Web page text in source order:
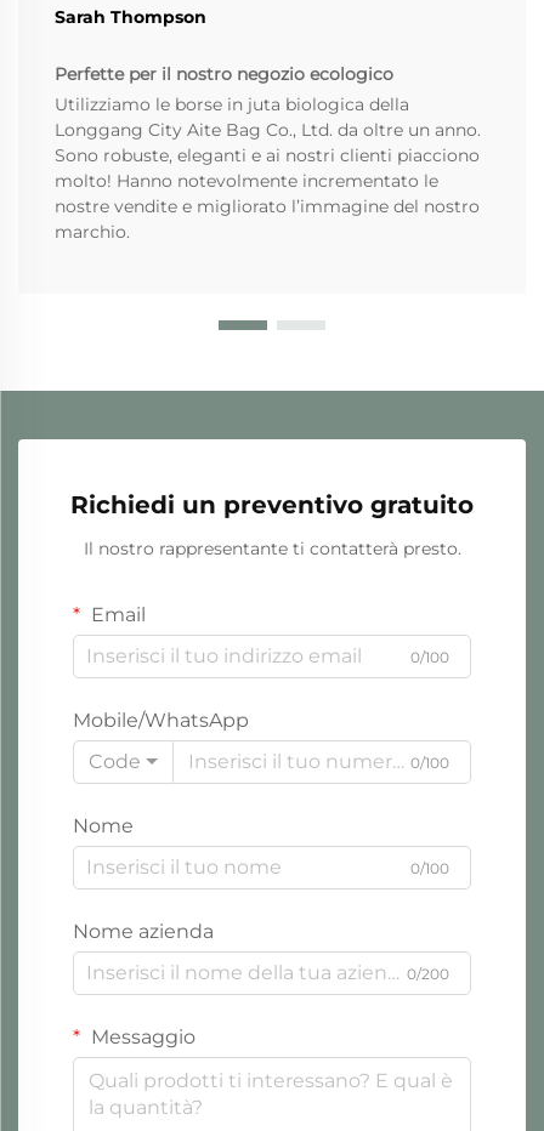
Sarah Thompson
Perfette per il nostro negozio ecologico
Utilizziamo le borse in juta biologica della
Longgang City Aite Bag Co., Ltd. da oltre un anno.
Sono robuste, eleganti e ai nostri clienti piacciono
molto! Hanno notevolmente incrementato le
nostre vendite e migliorato l’immagine del nostro
marchio.
Richiedi un preventivo gratuito
Il nostro rappresentante ti contatterà presto.
Email
0/100
Mobile/WhatsApp
Code
0/100
Nome
0/100
Nome azienda
0/200
Messaggio